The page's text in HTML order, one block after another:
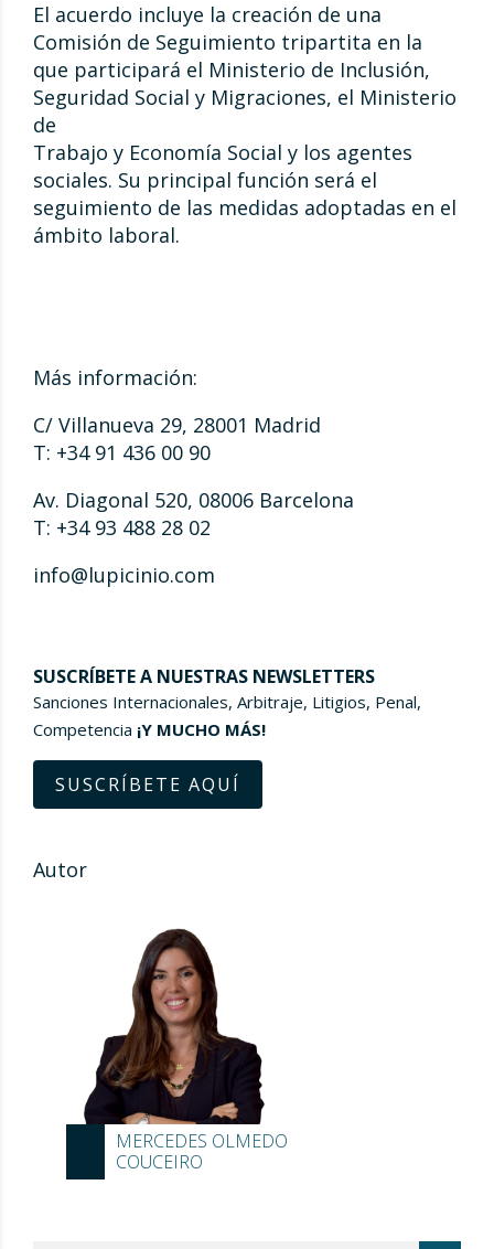
El acuerdo incluye la creación de una
Comisión de Seguimiento tripartita en la
que participará el Ministerio de Inclusión,
Seguridad Social y Migraciones, el Ministerio
de
Trabajo y Economía Social y los agentes
sociales. Su principal función será el
seguimiento de las medidas adoptadas en el
ámbito laboral.
Más información:
C/ Villanueva 29, 28001 Madrid
T: +34 91 436 00 90
Av. Diagonal 520, 08006 Barcelona
T: +34 93 488 28 02
info@lupicinio.com
SUSCRÍBETE A NUESTRAS NEWSLETTERS
Sanciones Internacionales, Arbitraje, Litigios, Penal,
Competencia ¡Y MUCHO MÁS!
SUSCRÍBETE AQUÍ
Autor
MERCEDES OLMEDO
COUCEIRO